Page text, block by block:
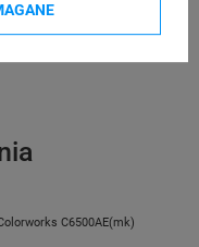
C6500AE(mk)